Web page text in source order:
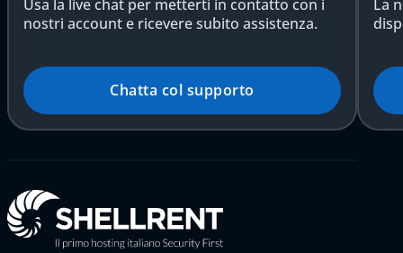
Usa la live chat per metterti in contatto con i
nostri account e ricevere subito assistenza.
Chatta col supporto
La